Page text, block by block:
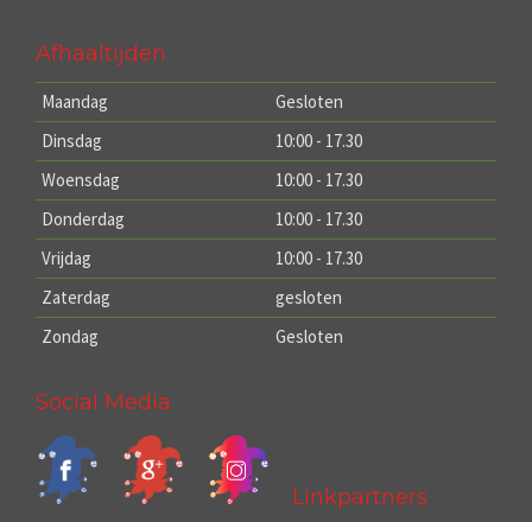
Afhaaltijden
Maandag
Gesloten
Dinsdag
10:00 - 17.30
Woensdag
10:00 - 17.30
Donderdag
10:00 - 17.30
Vrijdag
10:00 - 17.30
Zaterdag
gesloten
Zondag
Gesloten
Social Media
Linkpartners